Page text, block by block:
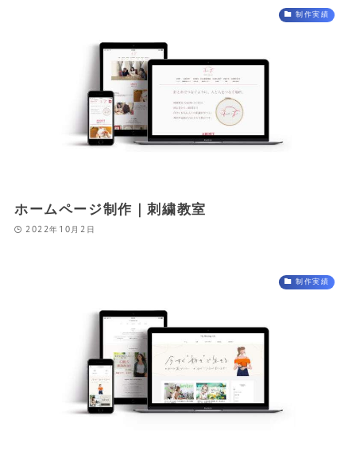
制作実績
ホームページ制作｜刺繍教室
2022年10月2日
制作実績